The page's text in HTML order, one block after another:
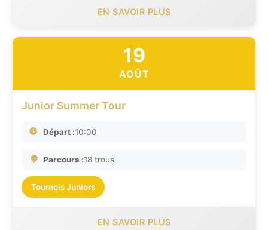
EN SAVOIR PLUS
19
AOÛT
Junior Summer Tour
Départ :10:00
Parcours :18 trous
Tournois Juniors
EN SAVOIR PLUS